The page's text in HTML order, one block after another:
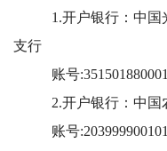
1.开户银行：中
支行
账号
2.开户银行：中
账号